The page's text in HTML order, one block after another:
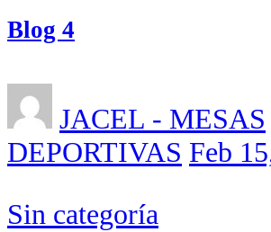
Blog 4
JACEL - MESAS
DEPORTIVAS Feb
Sin categoría